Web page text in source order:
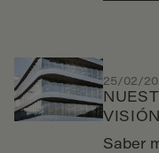
25/02/
Saber